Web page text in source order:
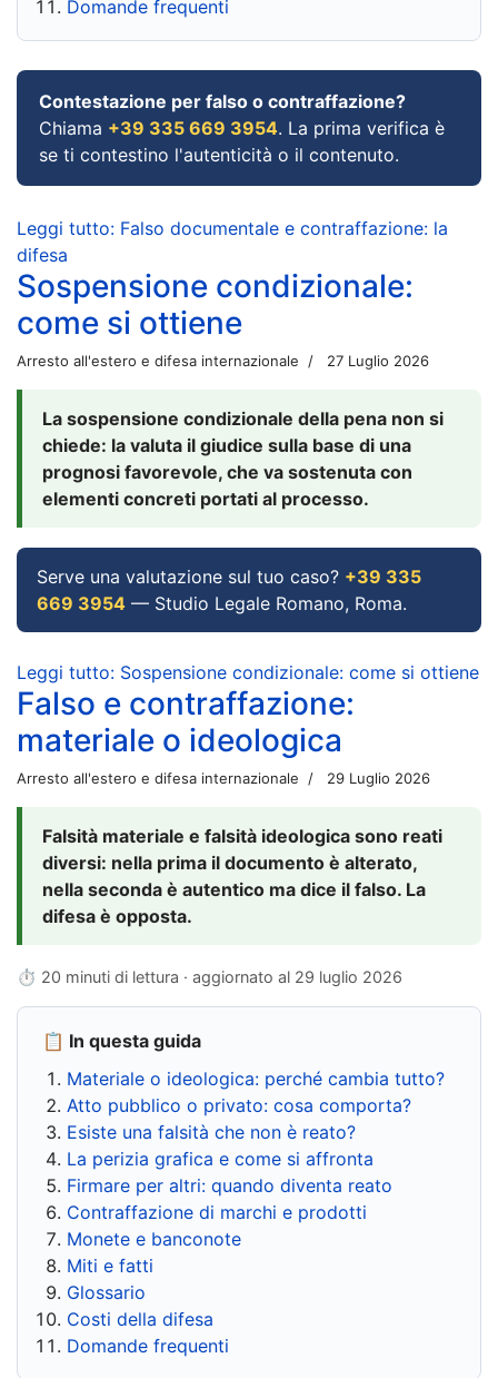
Domande frequenti
Contestazione per falso o contraffazione?
Chiama +39 335 669 3954. La prima verifica è
se ti contestino l'autenticità o il contenuto.
Leggi tutto: Falso documentale e contraffazione: la
difesa
Sospensione condizionale:
come si ottiene
Arresto all'estero e difesa internazionale 27 Luglio 2026
La sospensione condizionale della pena non si
chiede: la valuta il giudice sulla base di una
prognosi favorevole, che va sostenuta con
elementi concreti portati al processo.
Serve una valutazione sul tuo caso? +39 335
669 3954 — Studio Legale Romano, Roma.
Leggi tutto: Sospensione condizionale: come si ottiene
Falso e contraffazione:
materiale o ideologica
Arresto all'estero e difesa internazionale 29 Luglio 2026
Falsità materiale e falsità ideologica sono reati
diversi: nella prima il documento è alterato,
nella seconda è autentico ma dice il falso. La
difesa è opposta.
⏱ 20 minuti di lettura · aggiornato al 29 luglio 2026
📋 In questa guida
Materiale o ideologica: perché cambia tutto?
Atto pubblico o privato: cosa comporta?
Esiste una falsità che non è reato?
La perizia grafica e come si affronta
Firmare per altri: quando diventa reato
Contraffazione di marchi e prodotti
Monete e banconote
Miti e fatti
Glossario
Costi della difesa
Domande frequenti